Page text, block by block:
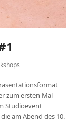
zum ersten Mal
Studioevent
am Abend des 10.